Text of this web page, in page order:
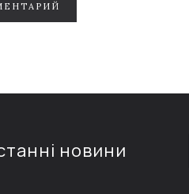
новини